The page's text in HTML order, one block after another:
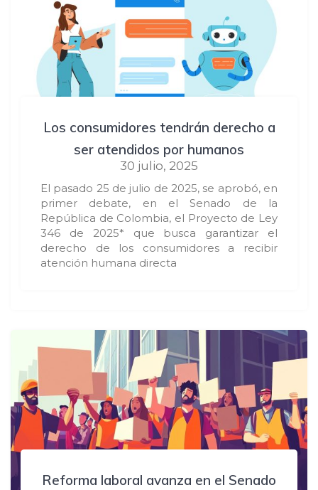
Los consumidores tendrán derecho a
ser atendidos por humanos
30 julio, 2025
El pasado 25 de julio de 2025, se aprobó, en
primer debate, en el Senado de la
República de Colombia, el Proyecto de Ley
346 de 2025* que busca garantizar el
derecho de los consumidores a recibir
atención humana directa
Reforma laboral avanza en el Senado